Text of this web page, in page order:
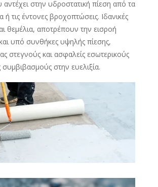
στην υδροστατική πίεση από τα
τις έντονες βροχοπτώσεις. Ιδανικές
θεμέλια, αποτρέπουν την εισροή
υπό συνθήκες υψηλής πίεσης,
στεγνούς και ασφαλείς εσωτερικούς
στην ευελιξία.